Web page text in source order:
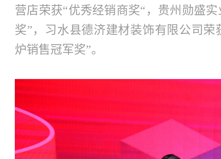
营店荣获“优秀经销商奖“，贵州勋盛
奖”，习水县德济建材装饰有限公司
炉销售冠军奖”。